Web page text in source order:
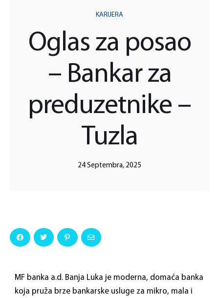
KARIJERA
Oglas za posao
– Bankar za
preduzetnike –
Tuzla
24 Septembra, 2025
MF banka a.d. Banja Luka je moderna, domaća banka
koja pruža brze bankarske usluge za mikro, mala i